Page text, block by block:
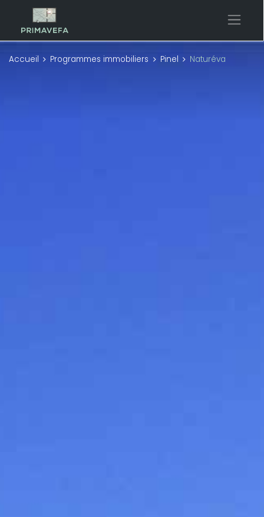
Accueil Programmes immobiliers Pinel Naturéva